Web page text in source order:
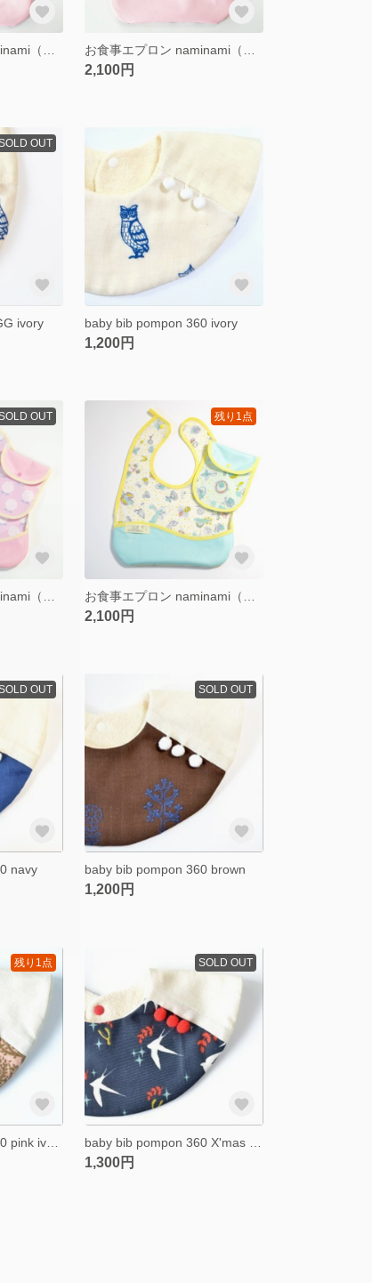
2,100円
OUT
ivory baby bib pompon 360 ivory
1,200円
OUT 残り1点
2,100円
OUT
navy
SOLD OUT
baby bib pompon 360 brown
1,200円
残り1点 SOLD OUT
1,300円